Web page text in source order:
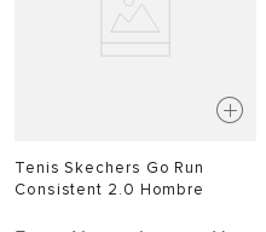
Tenis Skechers Go Run
Consistent 2.0 Hombre